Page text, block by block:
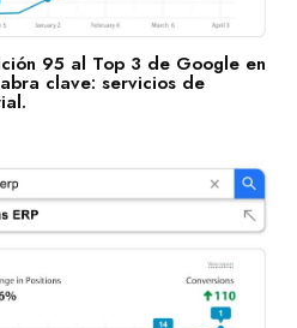
95 al Top 3 de Google en
clave: servicios de